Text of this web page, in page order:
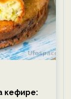
кефире: